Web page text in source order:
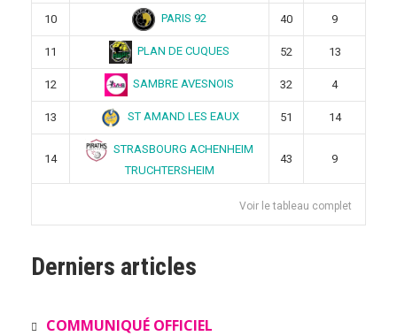
10 PARIS 92 40 9
11 PLAN DE CUQUES 52 13
12 SAMBRE AVESNOIS 32 4
13 ST AMAND LES EAUX 51 14
14
STRASBOURG ACHENHEIM
TRUCHTERSHEIM
43 9
Voir le tableau complet
Derniers articles
COMMUNIQUÉ OFFICIEL